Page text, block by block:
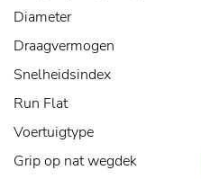
Diameter
Draagvermogen
Snelheidsindex
Run Flat
Voertuigtype
Grip op nat wegdek